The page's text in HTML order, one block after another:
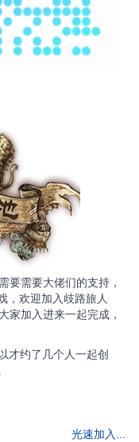
要需要大佬们的支持，
，欢迎加入歧路旅人
家加入进来一起完成，
才约了几个人一起创
光速加入...